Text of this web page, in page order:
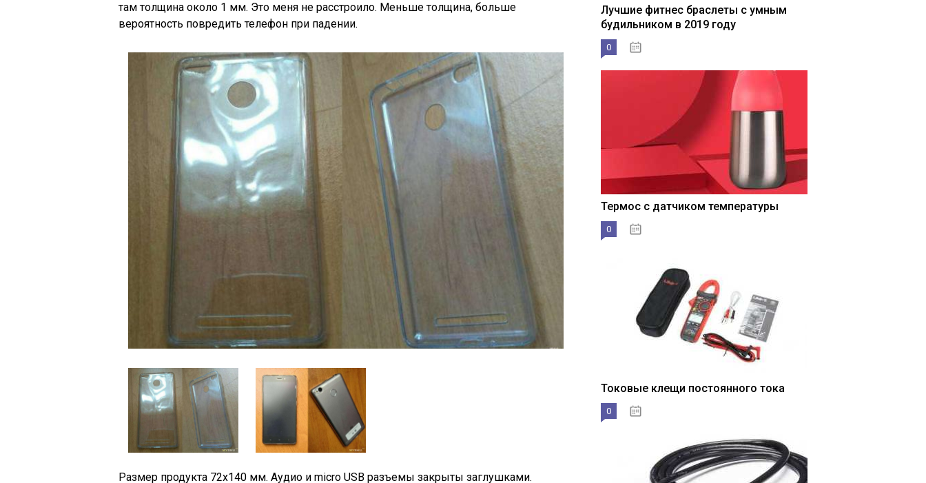
там толщина около 1 мм. Это меня не расстроило. Меньше толщина, больше
вероятность повредить телефон при падении.
Размер продукта 72х140 мм. Аудио и micro USB разъемы закрыты заглушками.
Лучшие фитнес браслеты с умным
будильником в 2019 году
0
Термос с датчиком температуры
0
Токовые клещи постоянного тока
0